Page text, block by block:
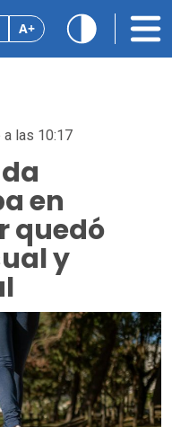
A+
las 10:17
en
quedó
y